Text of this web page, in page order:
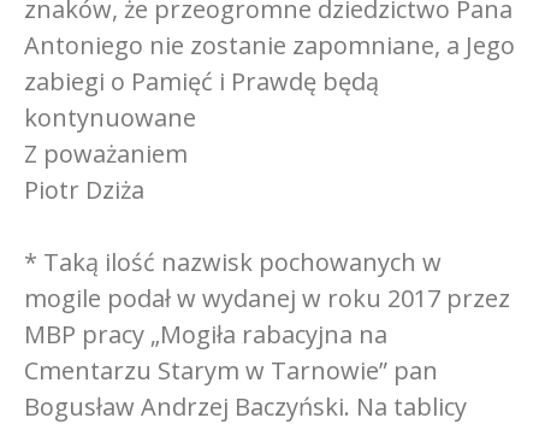
znaków, że przeogromne dziedzictwo Pana
Antoniego nie zostanie zapomniane, a Jego
zabiegi o Pamięć i Prawdę będą
kontynuowane
Z poważaniem
Piotr Dziża
* Taką ilość nazwisk pochowanych w
mogile podał w wydanej w roku 2017 przez
MBP pracy „Mogiła rabacyjna na
Cmentarzu Starym w Tarnowie” pan
Bogusław Andrzej Baczyński. Na tablicy